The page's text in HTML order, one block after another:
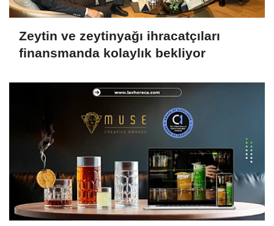
Zeytin ve zeytinyağı ihracatçıları
finansmanda kolaylık bekliyor